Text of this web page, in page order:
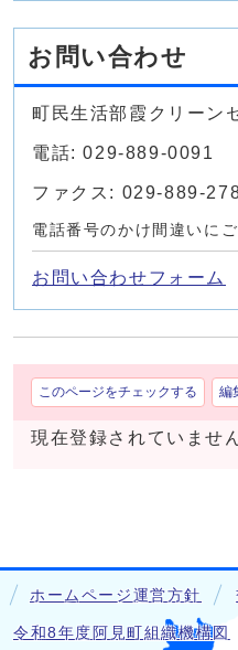
お問い合わせ
町民生活部霞クリーン
電話: 029-889-0091
ファクス: 029-889-
電話番号のかけ間違いに
お問い合わせフォーム
このページをチェックする 編
現在登録されていませ
ホームページ運営方針
令和8年度阿見町組織機構図